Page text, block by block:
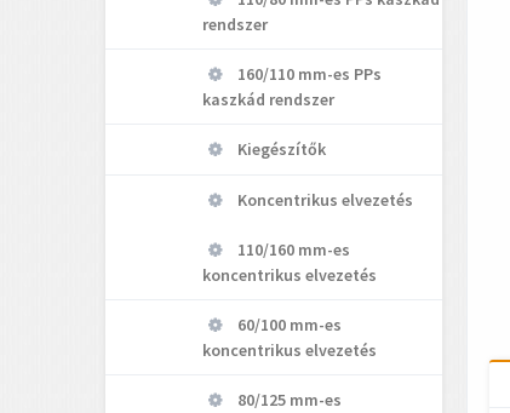
rendszer
160/110 mm-es PPs
kaszkád rendszer
Kiegészítők
Koncentrikus elvezetés
110/160 mm-es
koncentrikus elvezetés
60/100 mm-es
koncentrikus elvezetés
80/125 mm-es